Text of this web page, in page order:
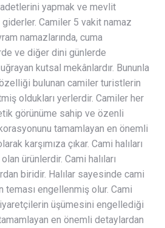
yapmak ve mevlit
Camiler 5 vakit namaz
namazlarında, cuma
ve diğer dini günlerde
uğrayan kutsal mekânlardır. Bununla
bulunan camiler turistlerin
oldukları yerlerdir. Camiler her
görünüme sahip ve özenli
tamamlayan en önemli
karşımıza çıkar. Cami halıları
ürünlerdir. Cami halıları
biridir. Halılar sayesinde cami
engellenmiş olur. Cami
üşümesini engellediği
en önemli detaylardan